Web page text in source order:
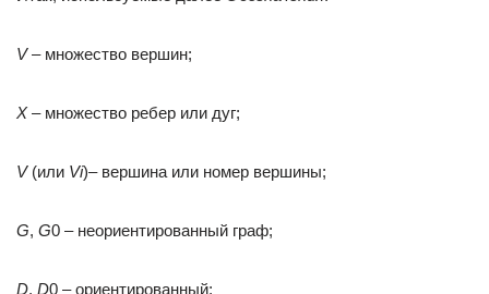
V– множество вершин;
X– множество ребер или дуг;
V(или Vi)– вершина или номер вершины;
G, G0 – неориентированный граф;
D, D0 – ориентированный;